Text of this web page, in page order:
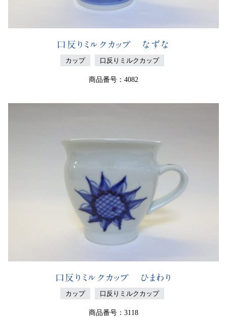
口反りミルクカップ なずな
カップ 口反りミルクカップ
商品番号：4082
口反りミルクカップ ひまわり
カップ 口反りミルクカップ
商品番号：3118